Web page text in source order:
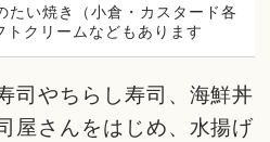
たい焼き（小倉・カスタード各
クリームなどもあります
司やちらし寿司、海鮮丼
屋さんをはじめ、水揚げ